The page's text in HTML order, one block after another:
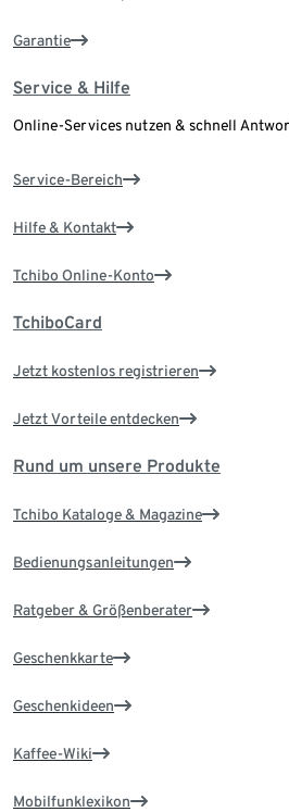
Garantie
Service & Hilfe
Online-Services nutzen & schnell
Service-Bereich
Hilfe & Kontakt
Tchibo Online-Konto
TchiboCard
Jetzt kostenlos registrieren
Jetzt Vorteile entdecken
Rund um unsere Produkte
Tchibo Kataloge & Magazine
Bedienungsanleitungen
Ratgeber & Größenberater
Geschenkkarte
Geschenkideen
Kaffee-Wiki
Mobilfunklexikon